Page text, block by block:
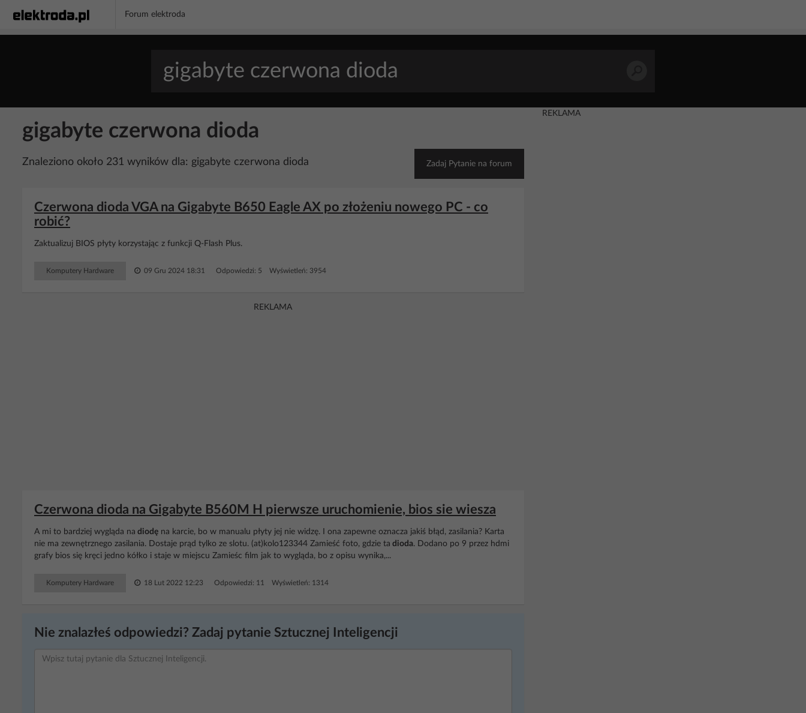
Forum elektroda
gigabyte czerwona dioda
Znaleziono około 231 wyników dla: gigabyte czerwona dioda Zadaj Pytanie na forum
Czerwona dioda VGA na Gigabyte B650 Eagle AX po złożeniu nowego PC - co
robić?
Zaktualizuj BIOS płyty korzystając z funkcji Q-Flash Plus.
Komputery Hardware 09 Gru 2024 18:31 Odpowiedzi: 5 Wyświetleń: 3954
REKLAMA
Czerwona dioda na Gigabyte B560M H pierwsze uruchomienie, bios sie wiesza
A mi to bardziej wygląda na diodę na karcie, bo w manualu płyty jej nie widzę. I ona zapewne oznacza jakiś błąd, zasilania? Karta
nie ma zewnętrznego zasilania. Dostaje prąd tylko ze slotu. (at)kolo123344 Zamieść foto, gdzie ta dioda. Dodano po 9 przez hdmi
grafy bios się kręci jedno kółko i staje w miejscu Zamieśc film jak to wygląda, bo z opisu wynika,...
Komputery Hardware 18 Lut 2022 12:23 Odpowiedzi: 11 Wyświetleń: 1314
Nie znalazłeś odpowiedzi? Zadaj pytanie Sztucznej Inteligencji
REKLAMA